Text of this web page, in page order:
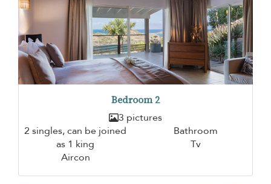
Bedroom 2
3 pictures
2 singles, can be joined
as 1 king
Bathroom
Tv
Aircon